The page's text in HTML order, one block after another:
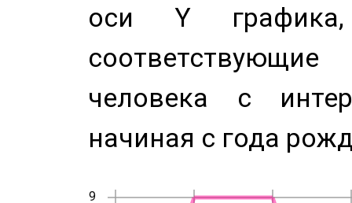
оси Y
человека с
начиная с года